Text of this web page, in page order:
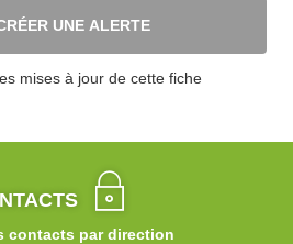
UNE ALERTE
mises à jour de cette fiche
contacts par direction